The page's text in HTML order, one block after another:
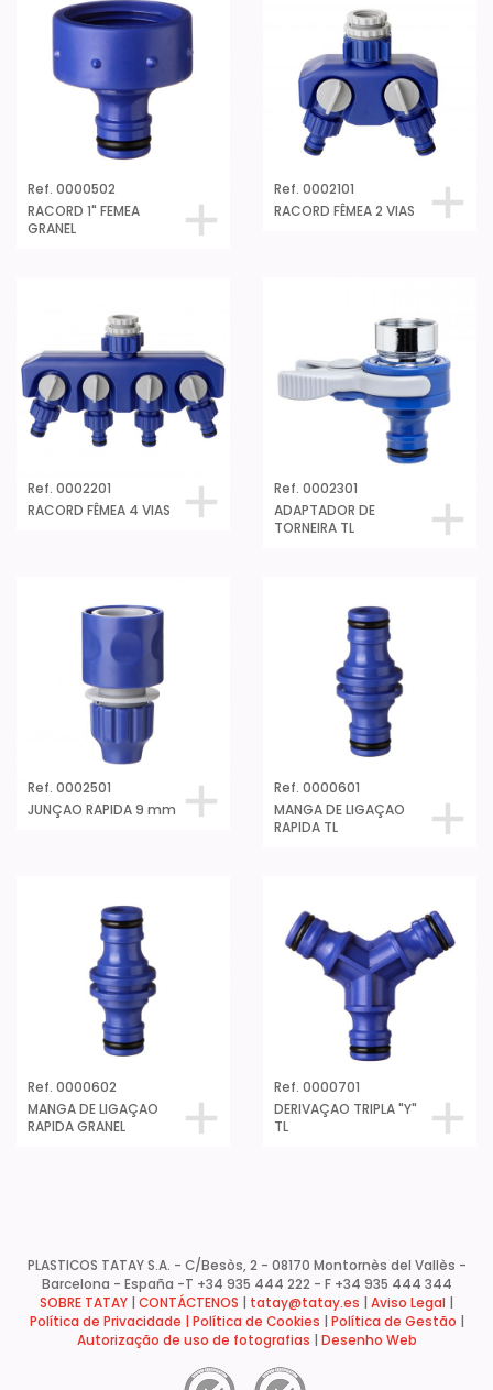
Ref. 0000502
RACORD 1" FEMEA
GRANEL
Ref. 0002101
RACORD FÊMEA 2 VIAS
Ref. 0002201
RACORD FÊMEA 4 VIAS
Ref. 0002301
ADAPTADOR DE
TORNEIRA TL
Ref. 0002501
JUNÇAO RAPIDA 9 mm
Ref. 0000601
MANGA DE LIGAÇAO
RAPIDA TL
Ref. 0000602
MANGA DE LIGAÇAO
RAPIDA GRANEL
Ref. 0000701
DERIVAÇAO TRIPLA "Y"
TL
PLASTICOS TATAY S.A. - C/Besòs, 2 - 08170 Montornès del Vallès -
Barcelona - España -T +34 935 444 222 - F +34 935 444 344
SOBRE TATAY
CONTÁCTENOS tatay@tatay.es Aviso Legal
Política de Privacidade | Política de Cookies Política de Gestão
Autorização de uso de fotografias
Desenho Web